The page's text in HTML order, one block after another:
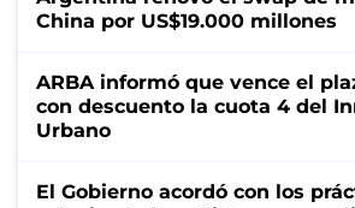
China por US$19.000 millones
ARBA informó que vence el
con descuento la cuota 4 del
Urbano
El Gobierno acordó con los